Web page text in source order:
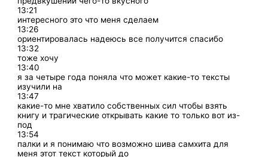
13:21
интересного это что меня сделаем
13:26
ориентировалась надеюсь все получится спасибо
13:32
тоже хочу
13:40
я за четыре года поняла что может какие-то тексты
изучили на
13:47
какие-то мне хватило собственных сил чтобы взять
книгу и трагические открывать какие то только вот из-
под
13:54
палки и я понимаю что возможно шива самхита для
меня этот текст который до